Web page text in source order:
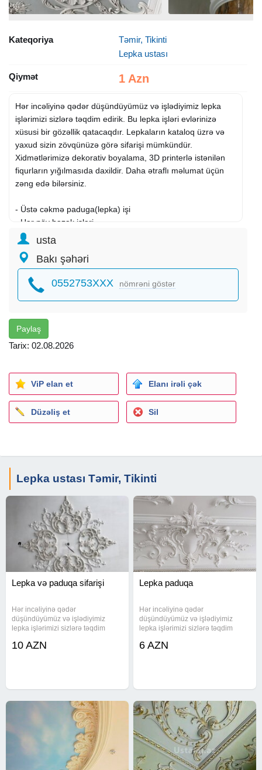
Kateqoriya
Təmir, Tikinti
Lepka ustası
Qiymət 1 Azn
Hər incəliyinə qədər düşündüyümüz və işlədiyimiz lepka
işlərimizi sizlərə təqdim edirik. Bu lepka işləri evlərinizə
xüsusi bir gözəllik qatacaqdır. Lepkaların kataloq üzrə və
yaxud sizin zövqünüzə görə sifarişi mümkündür.
Xidmətlərimizə dekorativ boyalama, 3D printerlə istənilən
fiqurların yığılmasıda daxildir. Daha ətraflı məlumat üçün
zəng edə bilərsiniz.
- Üstə cəkmə paduga(lepka) işi
- Hər növ bəzək işləri
- Gizlin ışıq. kant, paduga
- Birçox İşlər istənilən Dizaynda
Yüksək keyfiyyət və sərfəli qiymət
usta
Bakı şəhəri
0552753XXX nömrəni göstər
Paylaş
Tarix: 02.08.2026
ViP elan et Elanı irəli çək
Düzəliş et Sil
Lepka ustası Təmir, Tikinti
Lepka və paduqa sifarişi
Hər incəliyinə qədər
düşündüyümüz və işlədiyimiz
lepka işlərimizi sizlərə təqdim
xüsusi bir gözəllik qatacaqdır.
10 AZN
Lepka paduqa
Hər incəliyinə qədər
düşündüyümüz və işlədiyimiz
lepka işlərimizi sizlərə təqdim
xüsusi bir gözəllik qatacaqdır.
6 AZN